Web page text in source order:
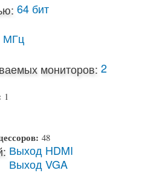
64 бит
МГц
мониторов: 2
1
48
Выход HDMI
Выход VGA